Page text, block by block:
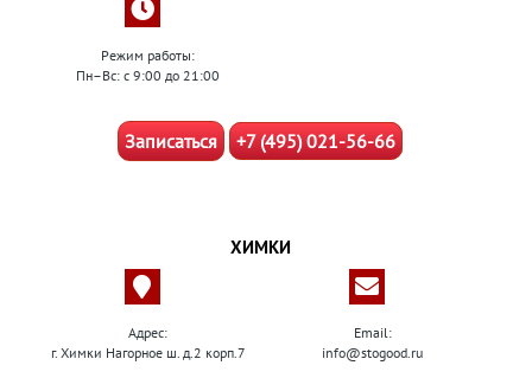
Режим работы:
Пн–Вс: с 9:00 до 21:00
Записаться +7 (495) 021-56-66
ХИМКИ
Адрес:
г. Химки Нагорное ш. д.2 корп.7
Email:
info@stogood.ru